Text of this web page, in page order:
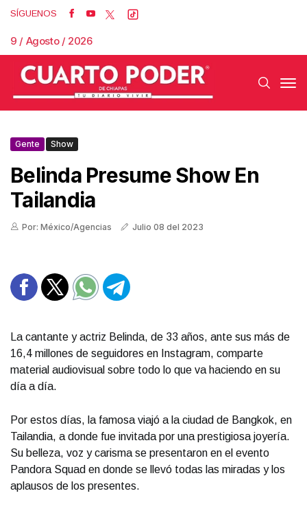
SÍGUENOS
9 / Agosto / 2026
Gente Show
Belinda Presume Show En
Tailandia
Por: México/Agencias Julio 08 del 2023
La cantante y actriz Belinda, de 33 años, ante sus más de
16,4 millones de seguidores en Instagram, comparte
material audiovisual sobre todo lo que va haciendo en su
día a día.
Por estos días, la famosa viajó a la ciudad de Bangkok, en
Tailandia, a donde fue invitada por una prestigiosa joyería.
Su belleza, voz y carisma se presentaron en el evento
Pandora Squad en donde se llevó todas las miradas y los
aplausos de los presentes.